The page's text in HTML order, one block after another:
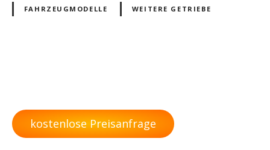
FAHRZEUGMODELLE WEITERE GETRIEBE
s
kostenlose Preisanfrage